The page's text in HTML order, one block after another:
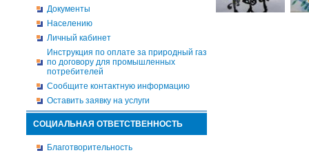
Документы
Населению
Личный кабинет
Инструкция по оплате за природный газ
по договору для промышленных
потребителей
Сообщите контактную информацию
Оставить заявку на услуги
СОЦИАЛЬНАЯ ОТВЕТСТВЕННОСТЬ
Благотворительность